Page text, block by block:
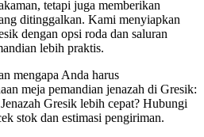
tetapi juga memberikan
ditinggalkan. Kami menyiapkan
dengan opsi roda dan saluran
lebih praktis.
mengapa Anda harus
meja pemandian jenazah di Gresik:
Gresik lebih cepat? Hubungi
stok dan estimasi pengiriman.